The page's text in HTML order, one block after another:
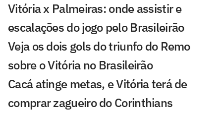
Vitória x Palmeiras: onde assistir e
escalações do jogo pelo Brasileirão
Veja os dois gols do triunfo do Remo
sobre o Vitória no Brasileirão
Cacá atinge metas, e Vitória terá de
comprar zagueiro do Corinthians